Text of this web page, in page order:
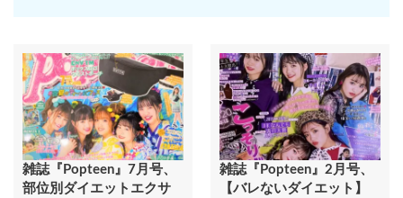
雑誌『Popteen』7月号、
部位別ダイエットエクサ
雑誌『Popteen』2月号、
【バレないダイエット】